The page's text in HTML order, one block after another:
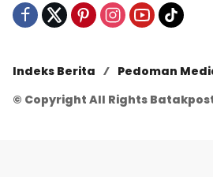
Indeks Berita
Pedoman
© Copyright All Rights